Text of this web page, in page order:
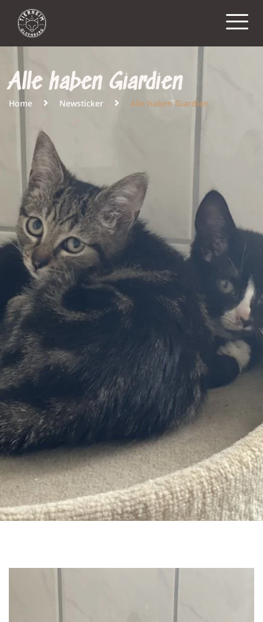
Alle haben Giardien
Home Newsticker Alle haben Giardien